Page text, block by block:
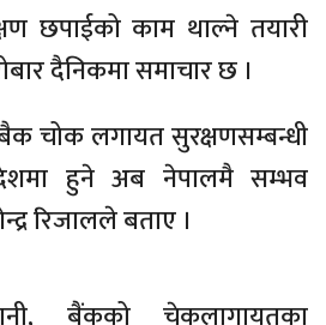
छपाईको काम थाल्ने तयारी
दैनिकमा समाचार छ ।
चोक लगायत सुरक्षणसम्बन्धी
हुने अब नेपालमै सम्भव
रिजालले बताए ।